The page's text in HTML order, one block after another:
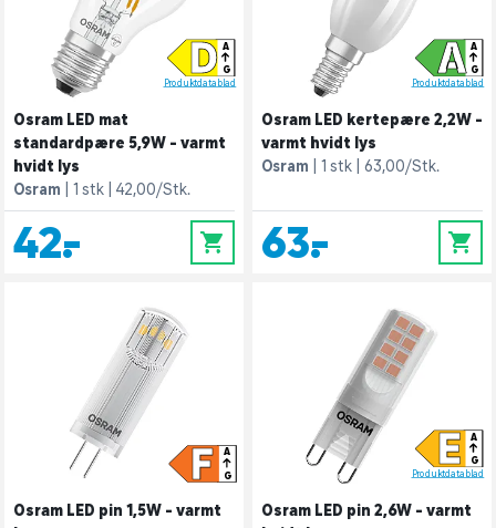
A
G
D
Produktdatablad
Osram LED mat
standardpære 5,9W - varmt
hvidt lys
Osram
1 stk 42,00/Stk.
42,- 0
A
G
A
Produktdatablad
Osram LED kertepære 2,2W -
varmt hvidt lys
Osram
1 stk 63,00/Stk.
63,- 0
A
G
F
Osram LED pin 1,5W - varmt
A
G
E
Produktdatablad
Osram LED pin 2,6W - varmt